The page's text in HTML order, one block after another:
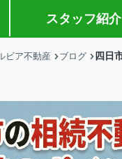
スタッフ紹介
ビア不動産 ブログ 四日